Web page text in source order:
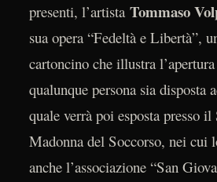
presenti, l’artista Tommaso
sua opera “Fedeltà e Libertà”,
cartoncino che illustra
qualunque persona sia disposta
quale verrà poi esposta presso
Madonna del Soccorso, nei cui
anche l’associazione “San